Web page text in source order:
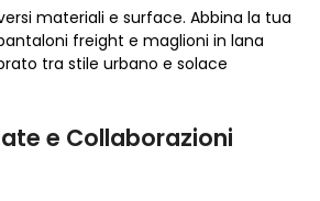
materiali e surface. Abbina la tua
freight e maglioni in lana
tra stile urbano e solace
e Collaborazioni